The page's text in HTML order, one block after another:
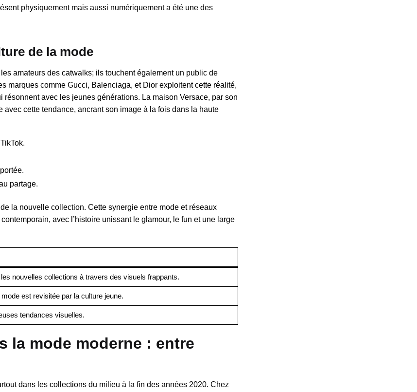
physiquement mais aussi numériquement a été une des
de la mode
amateurs des catwalks; ils touchent également un public de
marques comme Gucci, Balenciaga, et Dior exploitent cette réalité,
avec les jeunes générations. La maison Versace, par son
cette tendance, ancrant son image à la fois dans la haute
partage.
la nouvelle collection. Cette synergie entre mode et réseaux
avec l’histoire unissant le glamour, le fun et une large
nouvelles collections à travers des visuels frappants.
est revisitée par la culture jeune.
tendances visuelles.
la mode moderne : entre
dans les collections du milieu à la fin des années 2020. Chez